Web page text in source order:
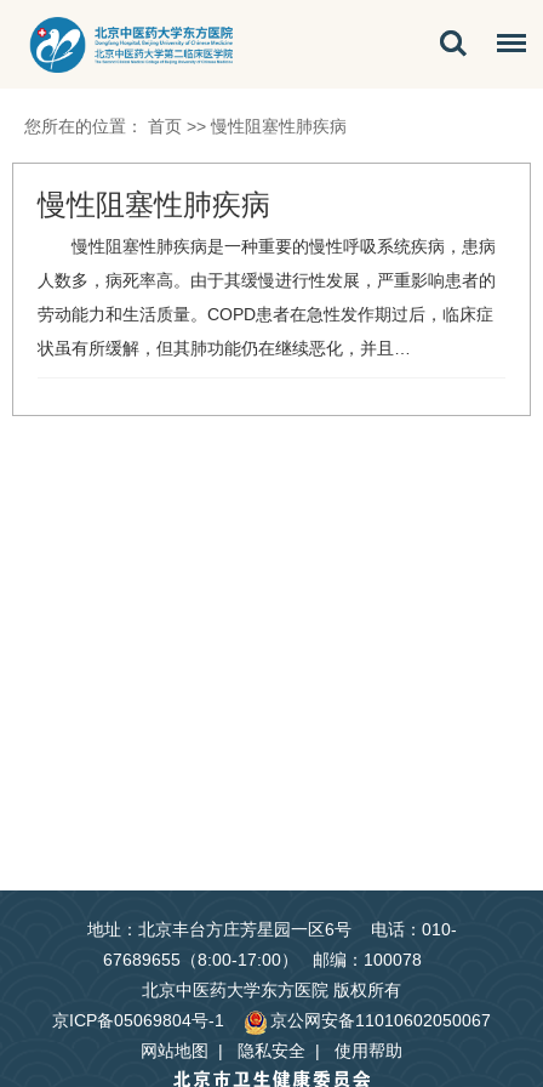
您所在的位置： 首页 >>慢性阻塞性肺疾病
慢性阻塞性肺疾病
慢性阻塞性肺疾病是一种重要的慢性呼吸系统疾病，患病
人数多，病死率高。由于其缓慢进行性发展，严重影响患者的
劳动能力和生活质量。COPD患者在急性发作期过后，临床症
状虽有所缓解，但其肺功能仍在继续恶化，并且…
地址：北京丰台方庄芳星园一区6号 电话：010-
67689655（8:00-17:00） 邮编：100078
北京中医药大学东方医院 版权所有
京ICP备05069804号-1
京公网安备11010602050067
网站地图
| 隐私安全 | 使用帮助